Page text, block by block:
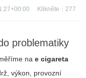
Klikněte： 277
problematiky
na e cigareta
výkon, provozní